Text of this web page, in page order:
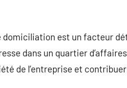
domiciliation est un facteur
dans un quartier
de l’entreprise et